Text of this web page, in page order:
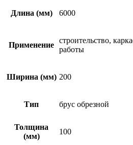
Длина (мм) 6000
Применение
строительство,
работы
Ширина (мм) 200
Тип брус обрезной
Толщина
(мм)
100